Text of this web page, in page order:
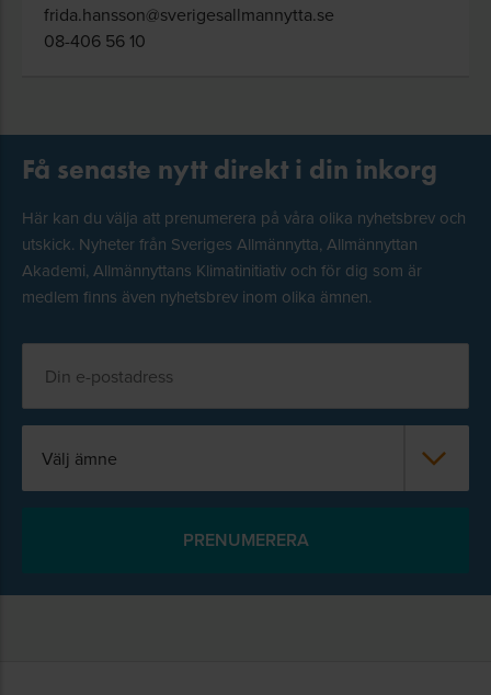
frida.hansson@sverigesallmannytta.se
08-406 56 10
Få senaste nytt direkt i din inkorg
Här kan du välja att prenumerera på våra olika nyhetsbrev och
utskick. Nyheter från Sveriges Allmännytta, Allmännyttan
Akademi, Allmännyttans Klimatinitiativ och för dig som är
medlem finns även nyhetsbrev inom olika ämnen.
Välj ämne